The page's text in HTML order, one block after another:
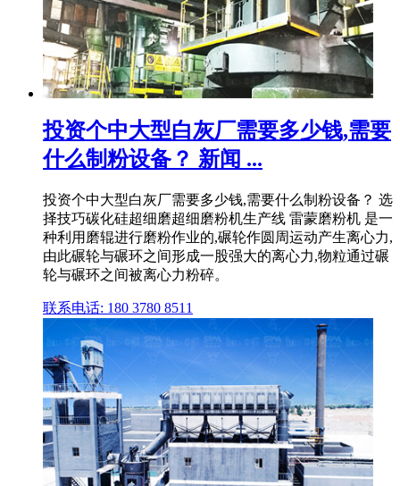
投资个中大型白灰厂需要多少钱,需要
什么制粉设备？ 新闻 ...
投资个中大型白灰厂需要多少钱,需要什么制粉设备？ 选
择技巧碳化硅超细磨超细磨粉机生产线 雷蒙磨粉机 是一
种利用磨辊进行磨粉作业的,碾轮作圆周运动产生离心力,
由此碾轮与碾环之间形成一股强大的离心力,物粒通过碾
轮与碾环之间被离心力粉碎。
联系电话: 180 3780 8511